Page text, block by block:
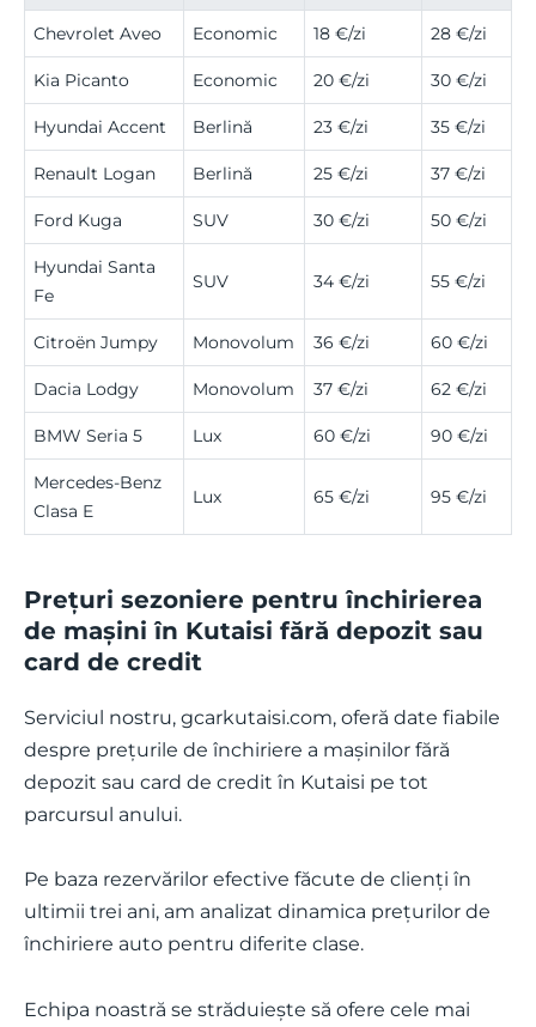
Chevrolet Aveo Economic 18 €/zi 28 €/zi
Kia Picanto Economic 20 €/zi 30 €/zi
Hyundai Accent Berlină 23 €/zi 35 €/zi
Renault Logan Berlină 25 €/zi 37 €/zi
Ford Kuga SUV 30 €/zi 50 €/zi
Hyundai Santa
Fe
SUV 34 €/zi 55 €/zi
Citroën Jumpy Monovolum 36 €/zi 60 €/zi
Dacia Lodgy Monovolum 37 €/zi 62 €/zi
BMW Seria 5 Lux 60 €/zi 90 €/zi
Mercedes-Benz
Clasa E
Lux 65 €/zi 95 €/zi
Prețuri sezoniere pentru închirierea
de mașini în Kutaisi fără depozit sau
card de credit
Serviciul nostru, gcarkutaisi.com, oferă date fiabile
despre prețurile de închiriere a mașinilor fără
depozit sau card de credit în Kutaisi pe tot
parcursul anului.
Pe baza rezervărilor efective făcute de clienți în
ultimii trei ani, am analizat dinamica prețurilor de
închiriere auto pentru diferite clase.
Echipa noastră se străduiește să ofere cele mai